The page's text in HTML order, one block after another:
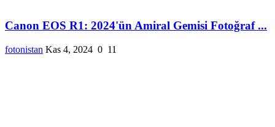
Canon EOS R1: 2024'ün Amiral Gemisi Fotoğraf ...
fotonistan Kas 4, 2024 0 11